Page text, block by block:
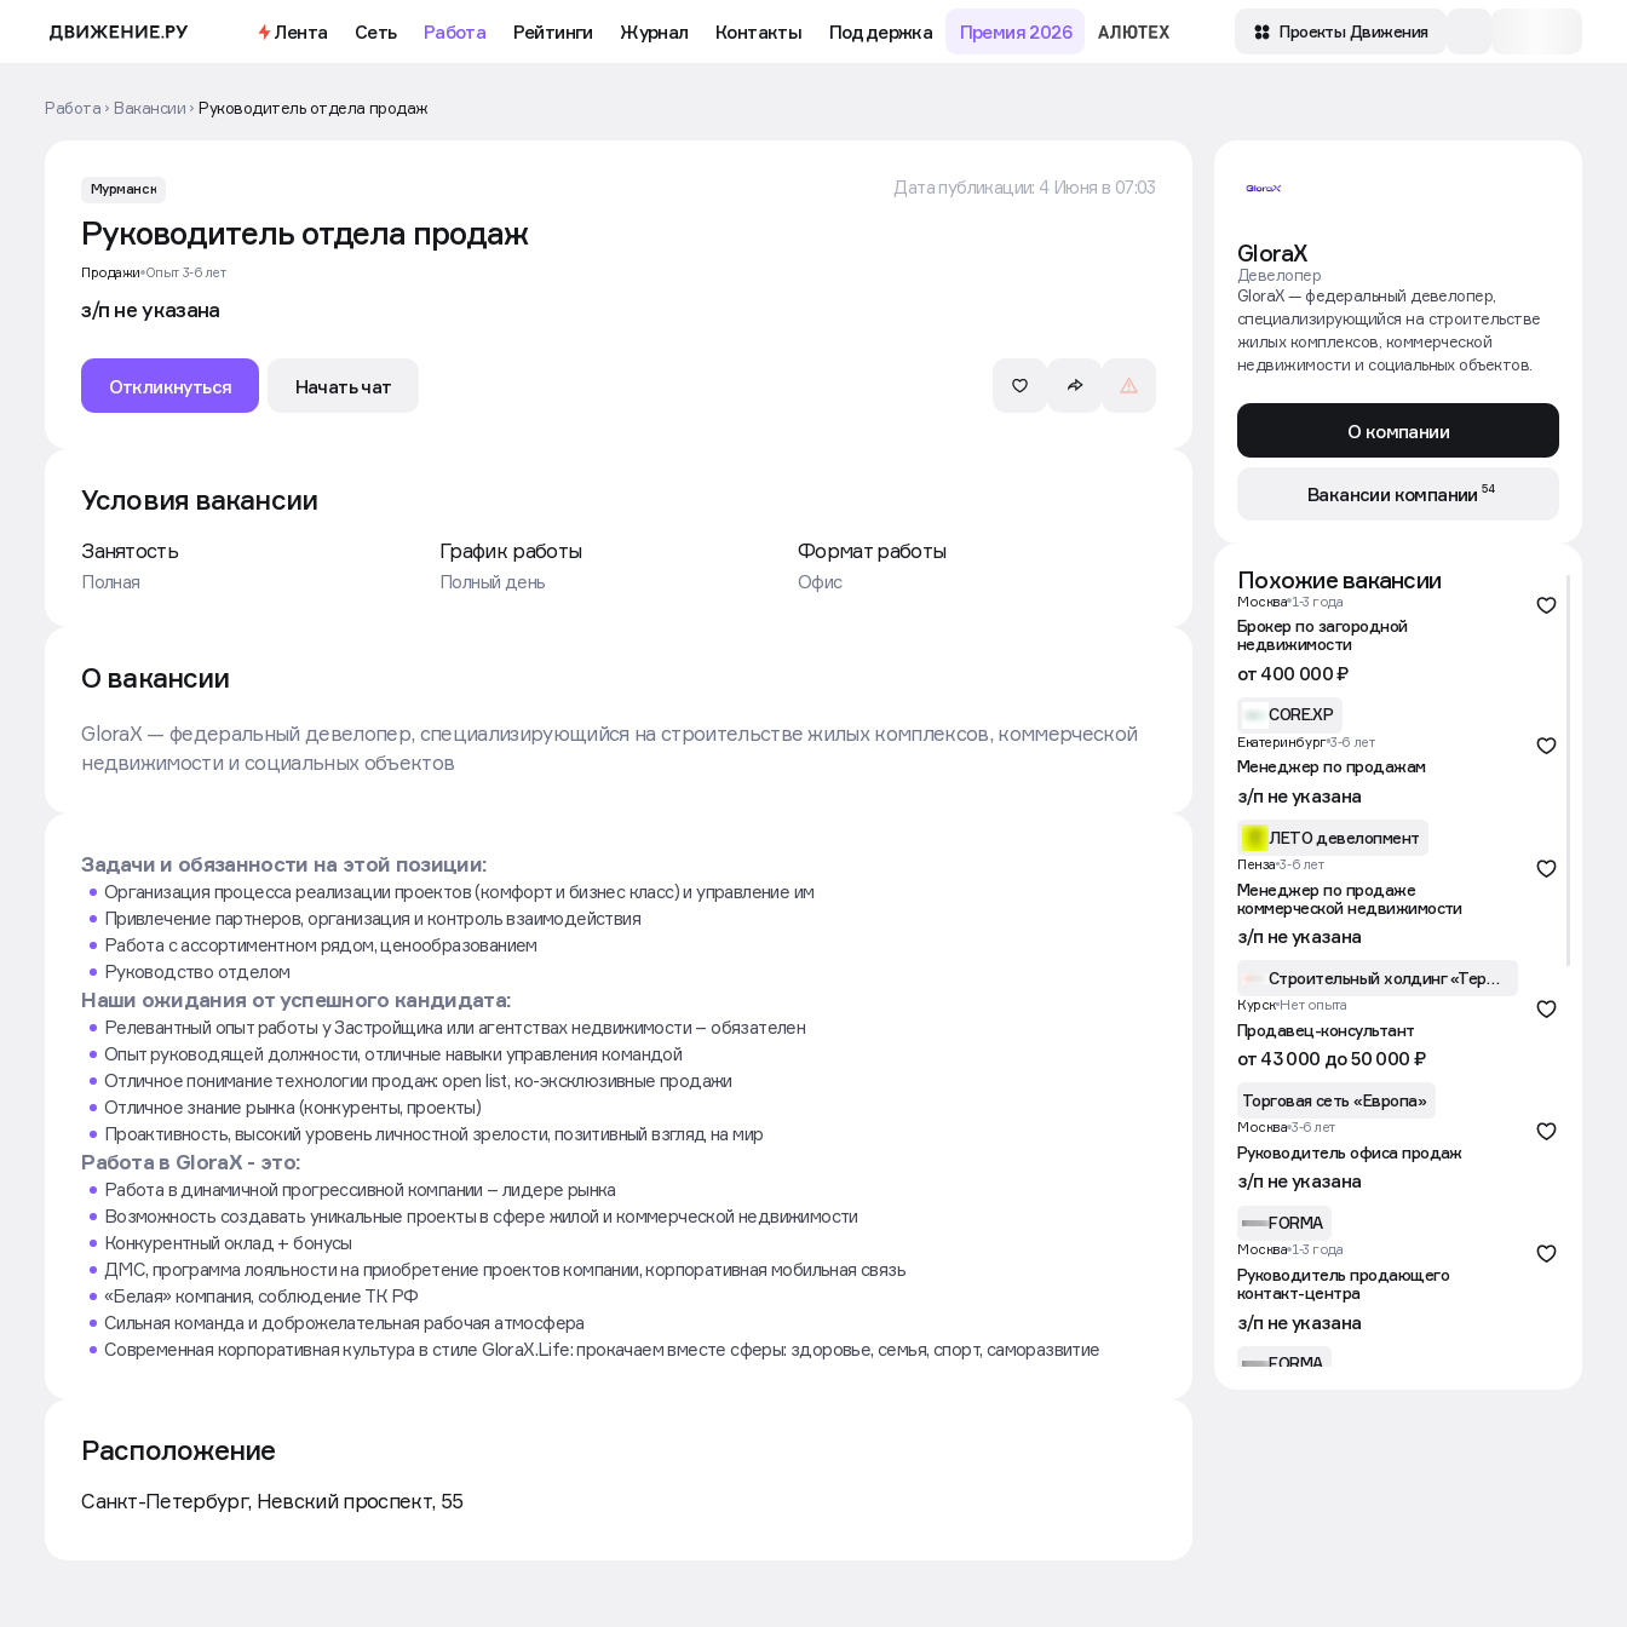
Лента Сеть Работа Рейтинги Журнал Контакты Поддержка Премия 2026 Проекты Движения
Работа Вакансии Руководитель отдела продаж
Мурманск
Руководитель отдела продаж
Продажи Опыт 3-6 лет
з/п не указана
Дата публикации: 4 Июня в 07:03
Откликнуться Начать чат
Условия вакансии
Занятость
Полная
График работы
Полный день
Формат работы
Офис
О вакансии
GloraХ — федеральный девелопер, специализирующийся на строительстве жилых комплексов, коммерческой
недвижимости и социальных объектов
Задачи и обязанности на этой позиции:
Организация процесса реализации проектов (комфорт и бизнес класс) и управление им
Привлечение партнеров, организация и контроль взаимодействия
Работа с ассортиментном рядом, ценообразованием
Руководство отделом
Наши ожидания от успешного кандидата:
Релевантный опыт работы у Застройщика или агентствах недвижимости – обязателен
Опыт руководящей должности, отличные навыки управления командой
Отличное понимание технологии продаж: open list, ко-эксклюзивные продажи
Отличное знание рынка (конкуренты, проекты)
Проактивность, высокий уровень личностной зрелости, позитивный взгляд на мир
Работа в GloraX - это:
Работа в динамичной прогрессивной компании – лидере рынка
Возможность создавать уникальные проекты в сфере жилой и коммерческой недвижимости
Конкурентный оклад + бонусы
ДМС, программа лояльности на приобретение проектов компании, корпоративная мобильная связь
«Белая» компания, соблюдение ТК РФ
Сильная команда и доброжелательная рабочая атмосфера
Современная корпоративная культура в стиле GloraХ.Life: прокачаем вместе сферы: здоровье, семья, спорт, саморазвитие
Расположение
Санкт-Петербург, Невский проспект, 55
Маршрут
GloraX
Девелопер
GloraХ — федеральный девелопер,
специализирующийся на строительстве
жилых комплексов, коммерческой
недвижимости и социальных объектов.
О компании
Вакансии компании 54
Похожие вакансии
Москва 1-3 года
Брокер по загородной
недвижимости
от 400 000 ₽
CORE.XP
Екатеринбург 3-6 лет
Менеджер по продажам
з/п не указана
ЛЕТО девелопмент
Пенза 3-6 лет
Менеджер по продаже
коммерческой недвижимости
з/п не указана
Строительный холдинг «Термодом»
Курск Нет опыта
Продавец-консультант
от 43 000 до 50 000 ₽
Торговая сеть «Европа»
Москва 3-6 лет
Руководитель офиса продаж
з/п не указана
FORMA
Москва 1-3 года
Руководитель продающего
контакт-центра
з/п не указана
FORMA